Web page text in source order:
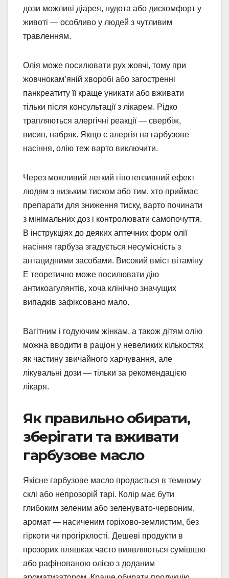
дози можливі діарея, нудота або дискомфорт у
животі — особливо у людей з чутливим
травленням.
Олія може посилювати рух жовчі, тому при
жовчнокам’яній хворобі або загостренні
панкреатиту її краще уникати або вживати
тільки після консультації з лікарем. Рідко
трапляються алергічні реакції — свербіж,
висип, набряк. Якщо є алергія на гарбузове
насіння, олію теж варто виключити.
Через можливий легкий гіпотензивний ефект
людям з низьким тиском або тим, хто приймає
препарати для зниження тиску, варто починати
з мінімальних доз і контролювати самопочуття.
В інструкціях до деяких аптечних форм олії
насіння гарбуза згадується несумісність з
антацидними засобами. Високий вміст вітаміну
E теоретично може посилювати дію
антикоагулянтів, хоча клінічно значущих
випадків зафіксовано мало.
Вагітним і годуючим жінкам, а також дітям олію
можна вводити в раціон у невеликих кількостях
як частину звичайного харчування, але
лікувальні дози — тільки за рекомендацією
лікаря.
Як правильно обирати,
зберігати та вживати
гарбузове масло
Якісне гарбузове масло продається в темному
склі або непрозорій тарі. Колір має бути
глибоким зеленим або зеленувато-червоним,
аромат — насиченим горіхово-землистим, без
гіркоти чи прогірклості. Дешеві продукти в
прозорих пляшках часто виявляються сумішшю
або рафінованою олією з доданим